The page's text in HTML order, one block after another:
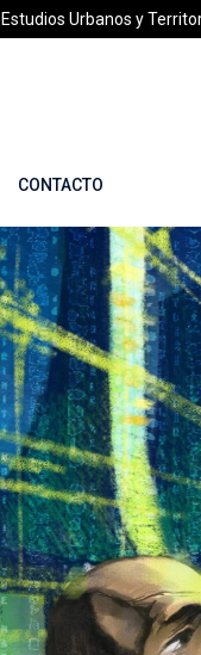
Urbanos y
CONTACTO
DE FUTURO A